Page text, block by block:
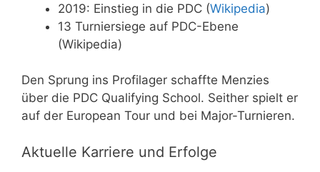
2019: Einstieg in die PDC (Wikipedia)
13 Turniersiege auf PDC-Ebene
(Wikipedia)
Den Sprung ins Profilager schaffte Menzies
über die PDC Qualifying School. Seither spielt er
auf der European Tour und bei Major-Turnieren.
Aktuelle Karriere und Erfolge